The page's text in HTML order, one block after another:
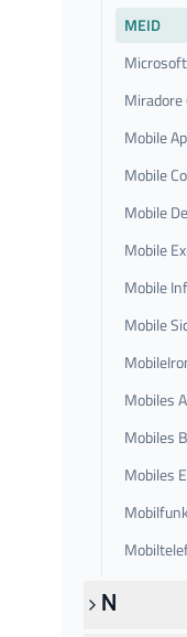
MEID
Miradore
Mobile
Mobile
Mobile
Mobile
Mobile
Mobile
Mobiles
Mobiles
Mobiles
N